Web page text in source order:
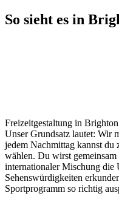
So sieht es in
Freizeitgestaltung in Brighton
Unser Grundsatz lautet: Wir
jedem Nachmittag kannst du
wählen. Du wirst
internationaler Mischung die
Sehenswürdigkeiten
Sportprogramm so richtig